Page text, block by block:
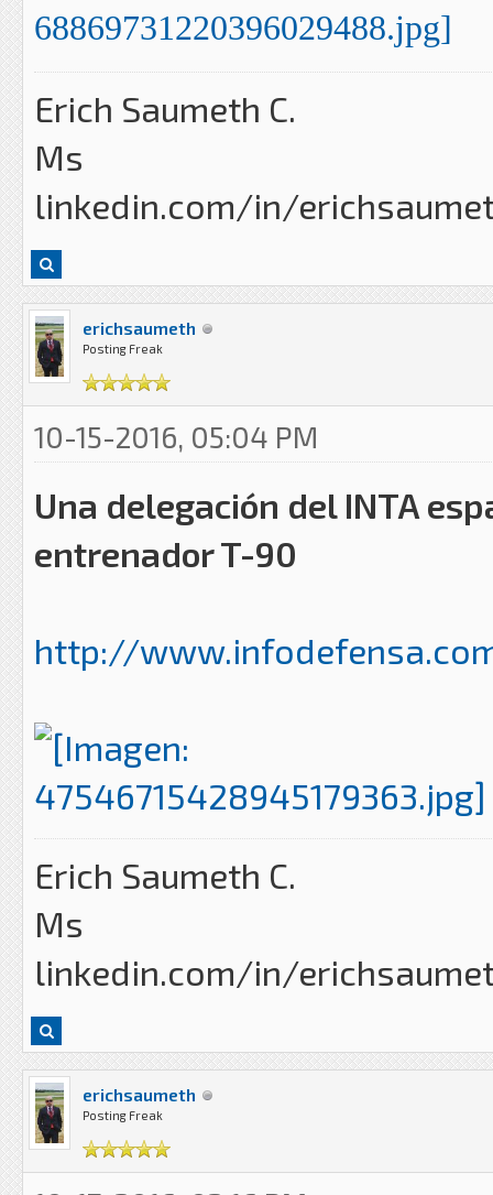
Erich Saumeth C.
Ms
linkedin.com/in/
erichsaumeth
Posting Freak
10-15-2016, 05:04 PM
Una delegación del INTA
entrenador T-90
http://
Erich Saumeth C.
Ms
linkedin.com/in/
erichsaumeth
Posting Freak